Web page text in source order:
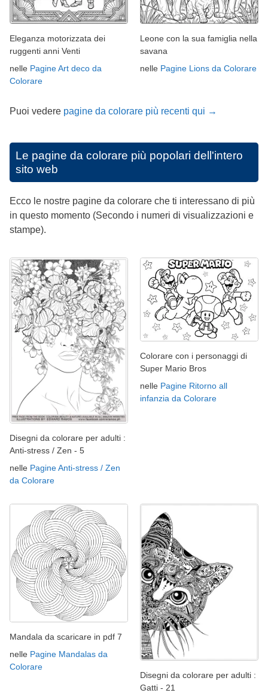
Eleganza motorizzata dei
ruggenti anni Venti
nelle Pagine Art deco da
Colorare
Leone con la sua famiglia nella
savana
nelle Pagine Lions da Colorare
Puoi vedere pagine da colorare più recenti qui →
Le pagine da colorare più popolari dell'intero
sito web
Ecco le nostre pagine da colorare che ti interessano di più
in questo momento (Secondo i numeri di visualizzazioni e
stampe).
Disegni da colorare per adulti :
Anti-stress / Zen - 5
nelle Pagine Anti-stress / Zen
da Colorare
Colorare con i personaggi di
Super Mario Bros
nelle Pagine Ritorno all
infanzia da Colorare
Mandala da scaricare in pdf 7
nelle Pagine Mandalas da
Colorare
Disegni da colorare per adulti :
Gatti - 21